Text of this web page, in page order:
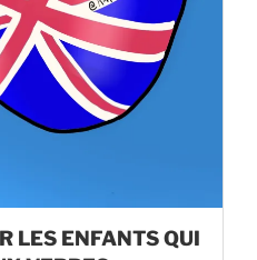
LES ENFANTS QUI